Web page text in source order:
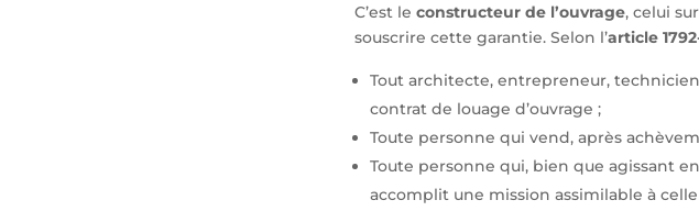
C’est le constructeur de l’ouvrage, celui
souscrire cette garantie. Selon l’article
Tout architecte, entrepreneur,
contrat de louage d’ouvrage ;
Toute personne qui vend, après
Toute personne qui, bien que agissant
accomplit une mission assimilable à celle